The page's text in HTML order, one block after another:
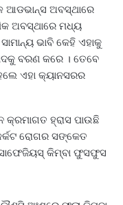
ଆଡଭାନ୍ସ ଅବସ୍ଥାରେ
ଅବସ୍ଥାରେ ମଧ୍ୟ
ଭାବି କେହି ଏହାକୁ
ବରଣ କରେ । ତେବେ
ଏହା କ୍ୟାନସରର
ହ୍ରାସ ପାଉଛି
ରୋଗର ସଙ୍କେତ
କିମ୍ବା ଫୁସଫୁସ